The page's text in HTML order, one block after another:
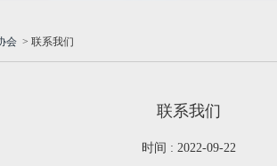
会 > 联系我们
联系我们
时间 : 2022-09-22